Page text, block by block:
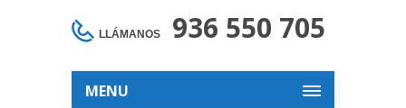
LLÁMANOS 936 550 705
MENU